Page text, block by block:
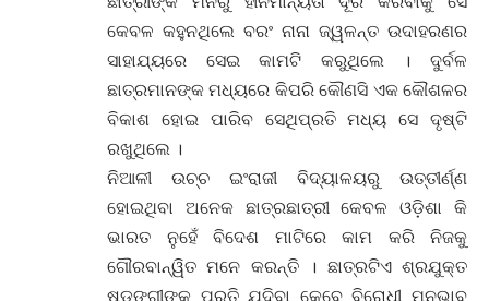
କେବଳ କହୁନଥିଲେ ବରଂ ନାନା ଜ୍ୱଳନ୍ତ ଉଦାହରଣର
ସାହାଯ୍ୟରେ ସେଇ କାମଟି କରୁଥିଲେ । ଦୁର୍ବଳ
ଛାତ୍ରମାନଙ୍କ ମଧ୍ୟରେ କିପରି କୌଣସି ଏକ କୌଶଳର
ବିକାଶ ହୋଇ ପାରିବ ସେଥିପ୍ରତି ମଧ୍ୟ ସେ ଦୃଷ୍ଟି
ରଖୁଥିଲେ ।
ନିଆଳୀ ଉଚ୍ଚ ଇଂରାଜୀ ବିଦ୍ୟାଳୟରୁ ଉତ୍ତୀର୍ଣ୍ଣ
ହୋଇଥିବା ଅନେକ ଛାତ୍ରଛାତ୍ରୀ କେବଳ ଓଡ଼ିଶା କି
ଭାରତ ନୁହେଁ ବିଦେଶ ମାଟିରେ କାମ କରି ନିଜକୁ
ଗୌରବାନ୍ୱିତ ମନେ କରନ୍ତି । ଛାତ୍ରଟିଏ ଶ୍ରଯୁକ୍ତ
ଷଡ଼ଙ୍ଗୀଙ୍କ ପ୍ରତି ଯଦିବା କେବେ ବିରୋଧୀ ମନଭାବ